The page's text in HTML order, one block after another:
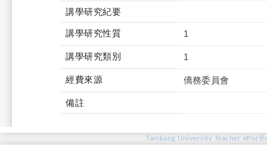
講學研究紀要
講學研究性質 1
講學研究類別 1
經費來源 僑務委員會
備註
Tamkang University Teacher